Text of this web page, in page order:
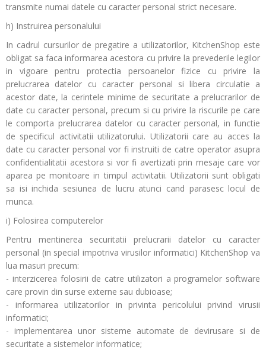
transmite numai datele cu caracter personal strict necesare.
h) Instruirea personalului
In cadrul cursurilor de pregatire a utilizatorilor, KitchenShop este
obligat sa faca informarea acestora cu privire la prevederile legilor
in vigoare pentru protectia persoanelor fizice cu privire la
prelucrarea datelor cu caracter personal si libera circulatie a
acestor date, la cerintele minime de securitate a prelucrarilor de
date cu caracter personal, precum si cu privire la riscurile pe care
le comporta prelucrarea datelor cu caracter personal, in functie
de specificul activitatii utilizatorului. Utilizatorii care au acces la
date cu caracter personal vor fi instruiti de catre operator asupra
confidentialitatii acestora si vor fi avertizati prin mesaje care vor
aparea pe monitoare in timpul activitatii. Utilizatorii sunt obligati
sa isi inchida sesiunea de lucru atunci cand parasesc locul de
munca.
i) Folosirea computerelor
Pentru mentinerea securitatii prelucrarii datelor cu caracter
personal (in special impotriva virusilor informatici) KitchenShop va
lua masuri precum:
- interzicerea folosirii de catre utilizatori a programelor software
care provin din surse externe sau dubioase;
- informarea utilizatorilor in privinta pericolului privind virusii
informatici;
- implementarea unor sisteme automate de devirusare si de
securitate a sistemelor informatice;